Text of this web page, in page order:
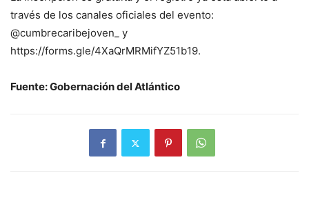
través de los canales oficiales del evento:
@cumbrecaribejoven_ y
https://forms.gle/4XaQrMRMifYZ51b19.
Fuente: Gobernación del Atlántico